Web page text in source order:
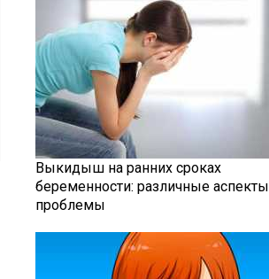
Выкидыш на ранних сроках
беременности: различные аспекты
проблемы